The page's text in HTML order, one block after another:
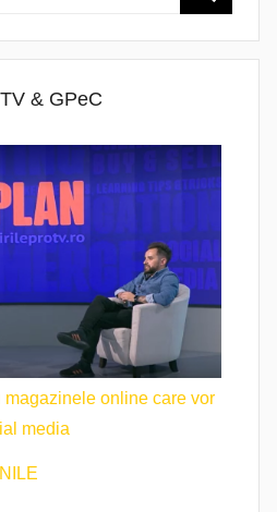
& GPeC
online care vor
media